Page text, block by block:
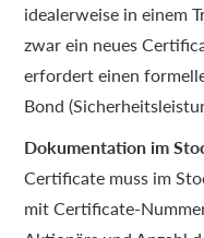
idealerweise in einem
zwar ein neues
erfordert einen
Bond
Dokumentation im
Certificate muss im
mit Certificate-